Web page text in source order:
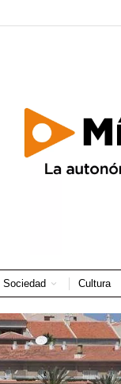
Sociedad Cultura